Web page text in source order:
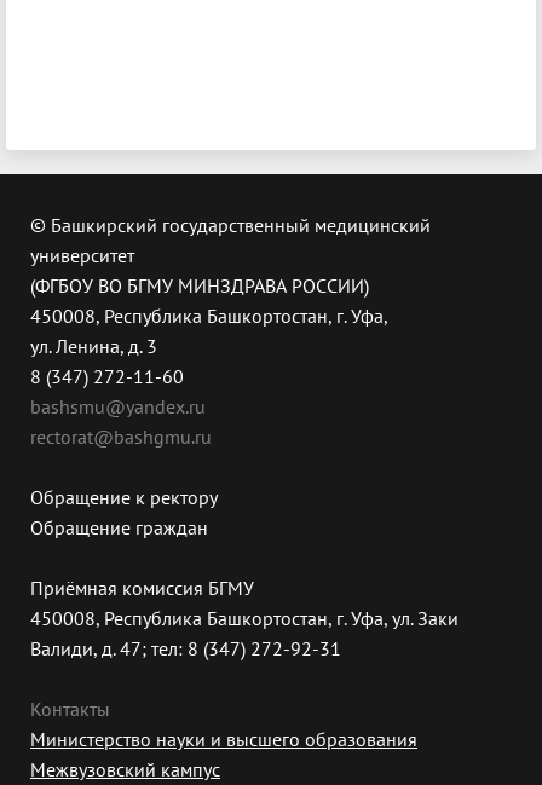
© Башкирский государственный медицинский
университет
(ФГБОУ ВО БГМУ МИНЗДРАВА РОССИИ)
450008, Республика Башкортостан, г. Уфа,
ул. Ленина, д. 3
8 (347) 272-11-60
bashsmu@yandex.ru
rectorat@bashgmu.ru
Обращение к ректору
Обращение граждан
Приёмная комиссия БГМУ
450008, Республика Башкортостан, г. Уфа, ул. Заки
Валиди, д. 47; тел: 8 (347) 272-92-31
Контакты
Министерство науки и высшего образования
Межвузовский кампус